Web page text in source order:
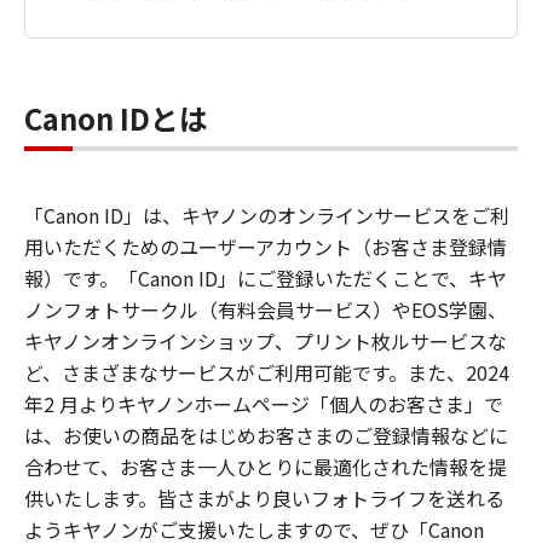
Canon IDとは
「Canon ID」は、キヤノンのオンラインサービスをご利
用いただくためのユーザーアカウント（お客さま登録情
報）です。「Canon ID」にご登録いただくことで、キヤ
ノンフォトサークル（有料会員サービス）やEOS学園、
キヤノンオンラインショップ、プリント枚ルサービスな
ど、さまざまなサービスがご利用可能です。また、2024
年2 月よりキヤノンホームページ「個人のお客さま」で
は、お使いの商品をはじめお客さまのご登録情報などに
合わせて、お客さま一人ひとりに最適化された情報を提
供いたします。皆さまがより良いフォトライフを送れる
ようキヤノンがご支援いたしますので、ぜひ「Canon